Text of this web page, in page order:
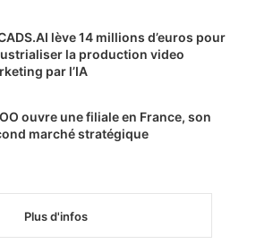
lève 14 millions d’euros pour
la production video
par l’IA
ouvre une filiale en France, son
marché stratégique
Plus d'infos